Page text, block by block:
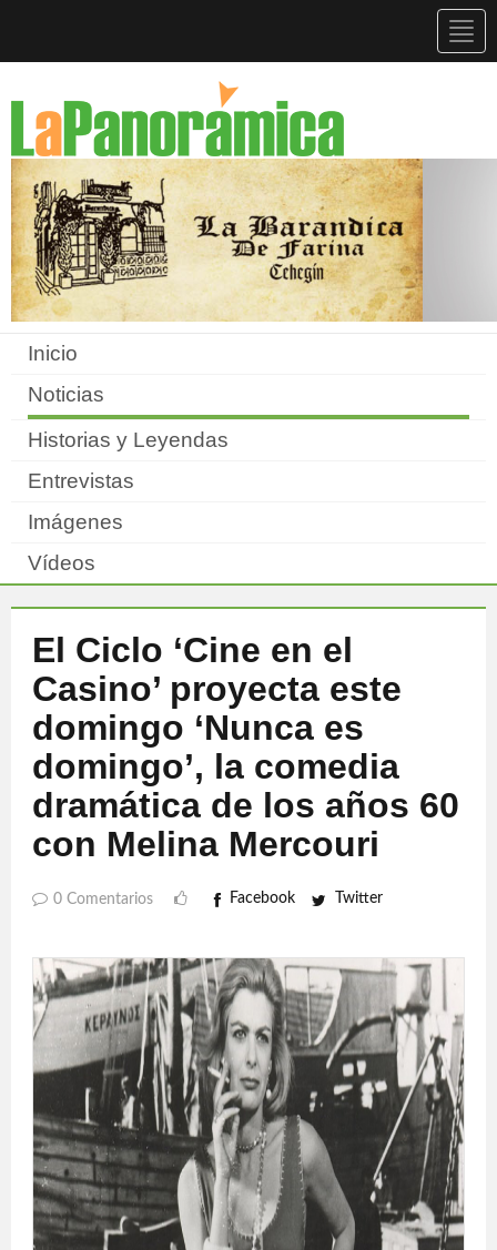
Inicio
Noticias
Historias y Leyendas
Entrevistas
Imágenes
Vídeos
El Ciclo ‘Cine en el
Casino’ proyecta este
domingo ‘Nunca es
domingo’, la comedia
dramática de los años 60
con Melina Mercouri
0 Comentarios Facebook Twitter